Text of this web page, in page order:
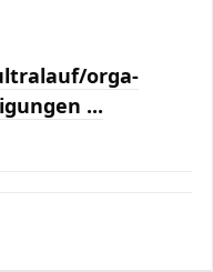
orga-
...